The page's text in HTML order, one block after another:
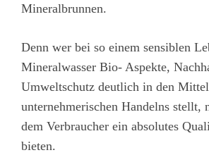
Mineralbrunnen.
Denn wer bei so einem sensiblen
Mineralwasser Bio- Aspekte,
Umweltschutz deutlich in den
unternehmerischen Handelns stellt,
dem Verbraucher ein absolutes
bieten.